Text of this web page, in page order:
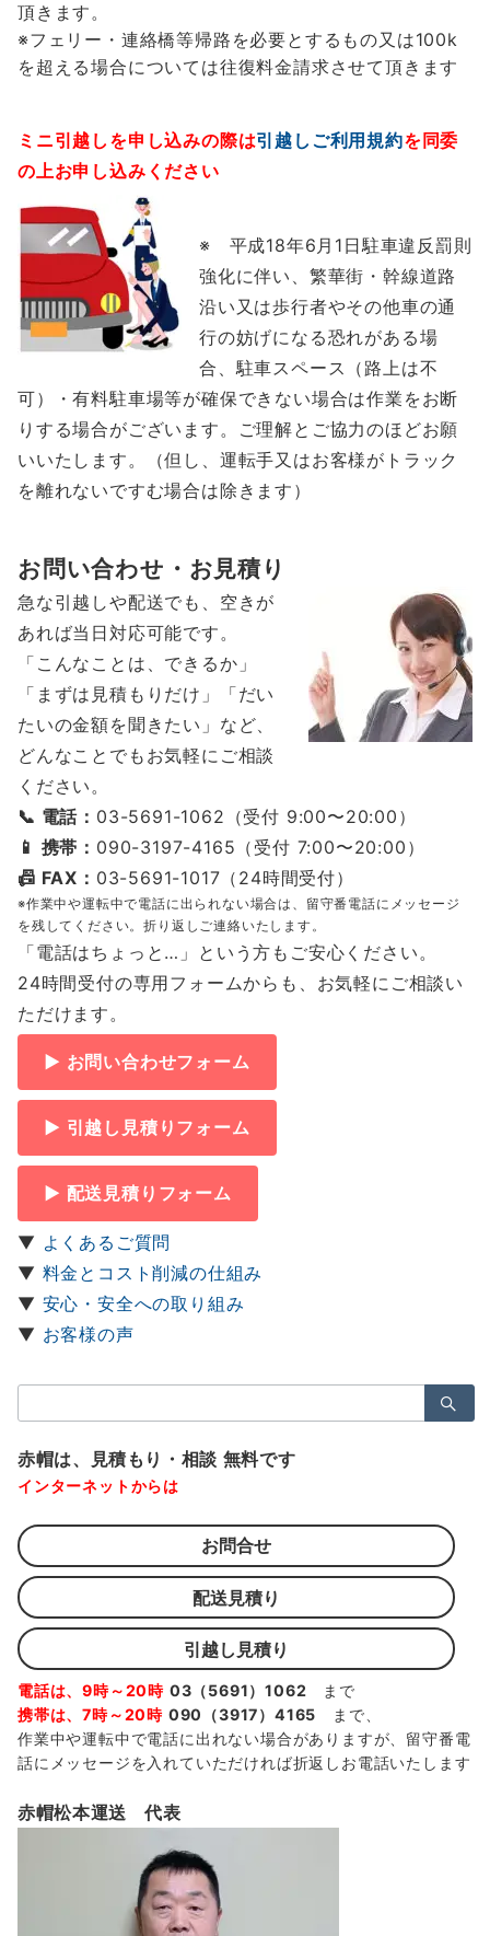
頂きます。
※フェリー・連絡橋等帰路を必要とするもの又は100k
を超える場合については往復料金請求させて頂きます
ミニ引越しを申し込みの際は引越しご利用規約を同委
の上お申し込みください
※ 平成18年6月1日駐車違反罰則
強化に伴い、繁華街・幹線道路
沿い又は歩行者やその他車の通
行の妨げになる恐れがある場
合、駐車スペース（路上は不
可）・有料駐車場等が確保できない場合は作業をお断
りする場合がございます。ご理解とご協力のほどお願
いいたします。（但し、運転手又はお客様がトラック
を離れないですむ場合は除きます）
お問い合わせ・お見積り
急な引越しや配送でも、空きが
あれば当日対応可能です。
「こんなことは、できるか」
「まずは見積もりだけ」「だい
たいの金額を聞きたい」など、
どんなことでもお気軽にご相談
ください。
📞 電話： 03-5691-1062（受付 9:00〜20:00）
📱 携帯： 090-3197-4165（受付 7:00〜20:00）
📠 FAX： 03-5691-1017（24時間受付）
※作業中や運転中で電話に出られない場合は、留守番電話にメッセージ
を残してください。折り返しご連絡いたします。
「電話はちょっと…」という方もご安心ください。
24時間受付の専用フォームからも、お気軽にご相談い
ただけます。
▶ お問い合わせフォーム
▶ 引越し見積りフォーム
▶ 配送見積りフォーム
▼ よくあるご質問
▼ 料金とコスト削減の仕組み
▼ 安心・安全への取り組み
▼ お客様の声
索：
赤帽は、見積もり・相談 無料です
インターネットからは
お問合せ
配送見積り
引越し見積り
電話は、9時～20時 03（5691）1062 まで
携帯は、7時～20時 090（3917）4165 まで、
作業中や運転中で電話に出れない場合がありますが、留守番電
話にメッセージを入れていただければ折返しお電話いたします
赤帽松本運送 代表